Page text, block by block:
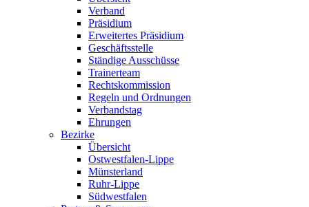
Verband
Präsidium
Erweitertes Präsidium
Geschäftsstelle
Ständige Ausschüsse
Trainerteam
Rechtskommission
Regeln und Ordnungen
Verbandstag
Ehrungen
Bezirke
Übersicht
Ostwestfalen-Lippe
Münsterland
Ruhr-Lippe
Südwestfalen